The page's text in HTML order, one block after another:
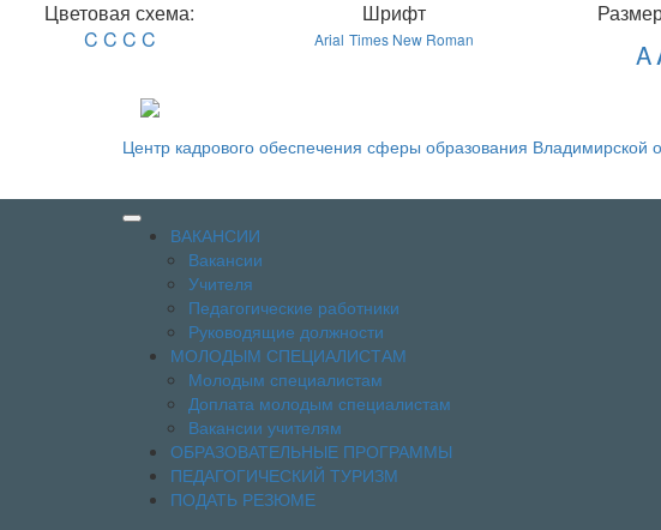
Цветовая схема:
C C C C
Шрифт
Arial Times New Roman A
Центр кадрового обеспечения сферы образования Владимирской
ВАКАНСИИ
Вакансии
Учителя
Педагогические работники
Руководящие должности
МОЛОДЫМ СПЕЦИАЛИСТАМ
Молодым специалистам
Доплата молодым специалистам
Вакансии учителям
ОБРАЗОВАТЕЛЬНЫЕ ПРОГРАММЫ
ПЕДАГОГИЧЕСКИЙ ТУРИЗМ
ПОДАТЬ РЕЗЮМЕ